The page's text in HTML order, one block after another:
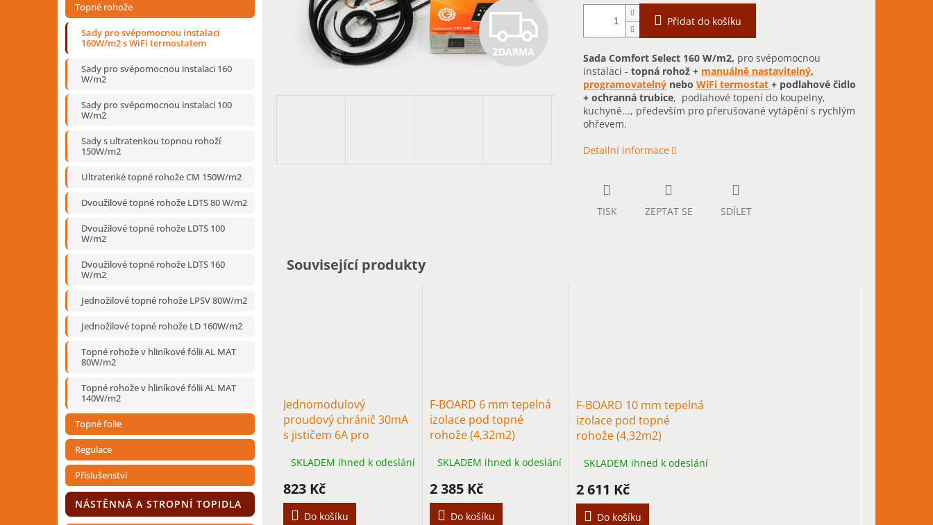
Topné rohože
Sady pro svépomocnou instalaci
160W/m2 s WiFi termostatem
Sady pro svépomocnou instalaci 160
W/m2
Sady pro svépomocnou instalaci 100
W/m2
Sady s ultratenkou topnou rohoží
150W/m2
Ultratenké topné rohože CM 150W/m2
Dvoužilové topné rohože LDTS 80 W/m2
Dvoužilové topné rohože LDTS 100
W/m2
Dvoužilové topné rohože LDTS 160
W/m2
Jednožilové topné rohože LPSV 80W/m2
Jednožilové topné rohože LD 160W/m2
Topné rohože v hliníkové fólii AL MAT
80W/m2
Topné rohože v hliníkové fólii AL MAT
140W/m2
Topné folie
Regulace
Příslušenství
NÁSTĚNNÁ A STROPNÍ TOPIDLA
Z
ZDARMA
Přidat do košíku
Sada Comfort Select 160 W/m2, pro svépomocnou
instalaci - topná rohož + manuálně nastavitelný,
programovatelnýnebo WiFi termostat + podlahové čidlo
+ ochranná trubice, podlahové topení do koupelny,
kuchyně..., především pro přerušované vytápění s rychlým
ohřevem.
Detailní informace
TISK ZEPTAT SE SDÍLET
Související produkty
Jednomodulový
proudový chránič 30mA
s jističem 6A pro
1200W
SKLADEM ihned k odeslání
823 Kč
Do košíku
F-BOARD 6 mm tepelná
izolace pod topné
rohože (4,32m2)
SKLADEM ihned k odeslání
2 385 Kč
Do košíku
F-BOARD 10 mm tepelná
izolace pod topné
rohože (4,32m2)
SKLADEM ihned k odeslání
2 611 Kč
Do košíku